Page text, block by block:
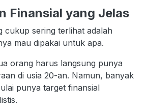
Finansial yang Jelas
cukup sering terlihat adalah
mau dipakai untuk apa.
orang harus langsung punya
di usia 20-an. Namun, banyak
punya target finansial